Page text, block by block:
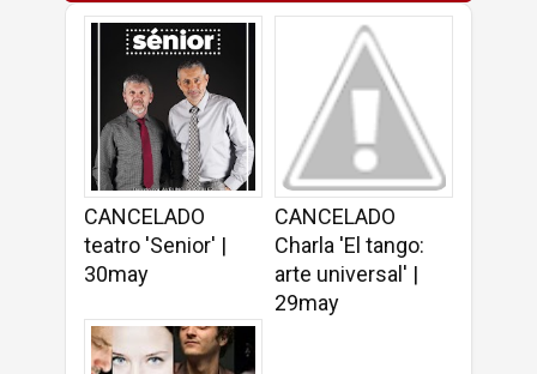
CANCELADO
teatro 'Senior' |
30may
CANCELADO
Charla 'El tango:
arte universal' |
29may